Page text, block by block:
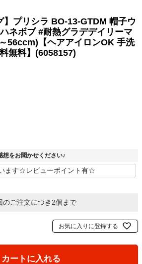
】プリシラ BO-13-GTDM 帽子ウ
ネボブ #耐熱グラデデイリーマ
56ccm)【ヘアアイロンOK 手洗
無料】(6058157)
をお聞かせください♪
ご注文につき2個まで
お気に入りに登録する
カートに入れる